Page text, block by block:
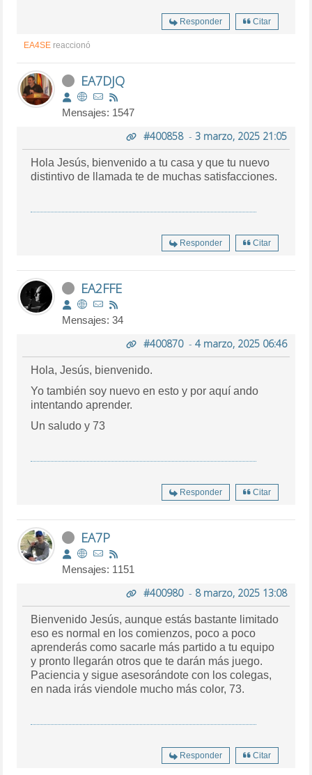
Responder Citar
EA4SE reaccionó
EA7DJQ
Mensajes: 1547
#400858- 3 marzo, 2025 21:05
Hola Jesús, bienvenido a tu casa y que tu nuevo
distintivo de llamada te de muchas satisfacciones.
Responder Citar
EA2FFE
Mensajes: 34
#400870- 4 marzo, 2025 06:46
Hola, Jesús, bienvenido.
Yo también soy nuevo en esto y por aquí ando
intentando aprender.
Un saludo y 73
Responder Citar
EA7P
Mensajes: 1151
#400980- 8 marzo, 2025 13:08
Bienvenido Jesús, aunque estás bastante limitado
eso es normal en los comienzos, poco a poco
aprenderás como sacarle más partido a tu equipo
y pronto llegarán otros que te darán más juego.
Paciencia y sigue asesorándote con los colegas,
en nada irás viendole mucho más color, 73.
Responder Citar